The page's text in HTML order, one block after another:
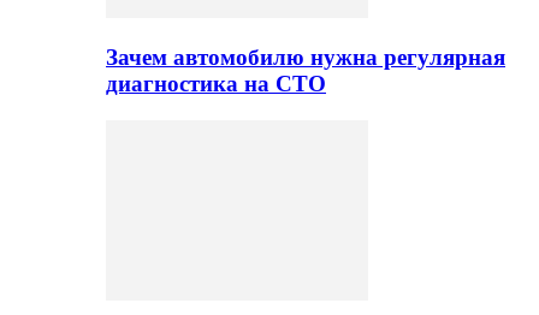
Зачем автомобилю нужна регулярная
диагностика на СТО